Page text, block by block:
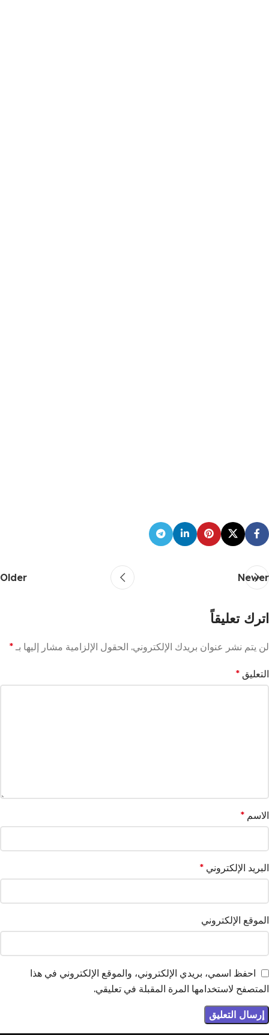
Newer
Older
اترك تعليقاً
لن يتم نشر عنوان بريدك الإلكتروني. الحقول الإلزامية مشار إليها بـ *
التعليق *
الاسم *
البريد الإلكتروني *
الموقع الإلكتروني
احفظ اسمي، بريدي الإلكتروني، والموقع الإلكتروني في هذا
المتصفح لاستخدامها المرة المقبلة في تعليقي.